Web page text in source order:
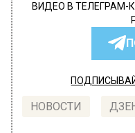
ВИДЕО В ТЕЛЕГРАМ-
НОВОСТИ